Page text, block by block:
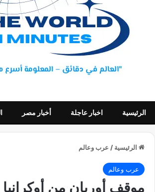
الرئيسية اخبار عاجلة أخبار مصر
الرئيسية / عرب وعالم
عرب وعالم
موقف أوربان من أوكرانيا